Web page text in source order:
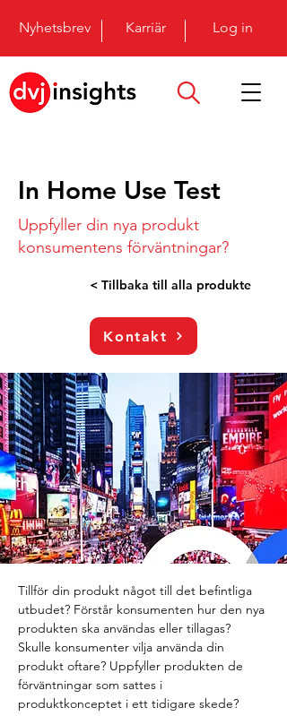
Nyhetsbrev Karriär Log in
In Home Use Test
Uppfyller din nya produkt
konsumentens förväntningar?
< Tillbaka till alla produkte
Kontakt
Tillför din produkt något till det befintliga
utbudet? Förstår konsumenten hur den nya
produkten ska användas eller tillagas?
Skulle konsumenter vilja använda din
produkt oftare? Uppfyller produkten de
förväntningar som sattes i
produktkonceptet i ett tidigare skede?